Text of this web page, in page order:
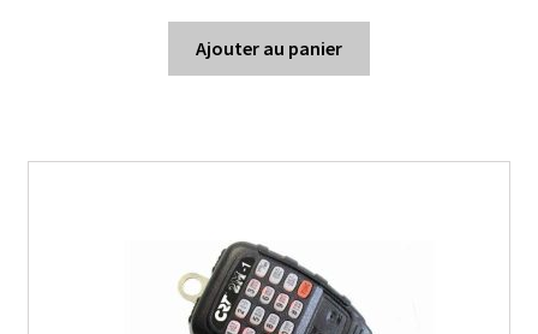
Ajouter au panier